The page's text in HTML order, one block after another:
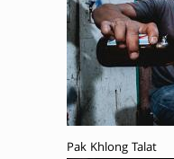
Pak Khlong Talat